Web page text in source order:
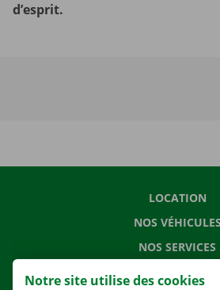
d’esprit.
LOCATION
NOS VÉHICULES
NOS SERVICES
AGENCES
Notre site utilise des cookies